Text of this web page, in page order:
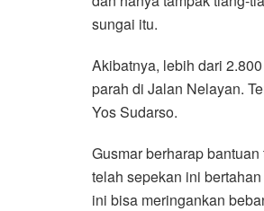
sungai itu.
Akibatnya, lebih dari
parah di Jalan Nelayan.
Yos Sudarso.
Gusmar berharap
telah sepekan ini
ini bisa meringankan